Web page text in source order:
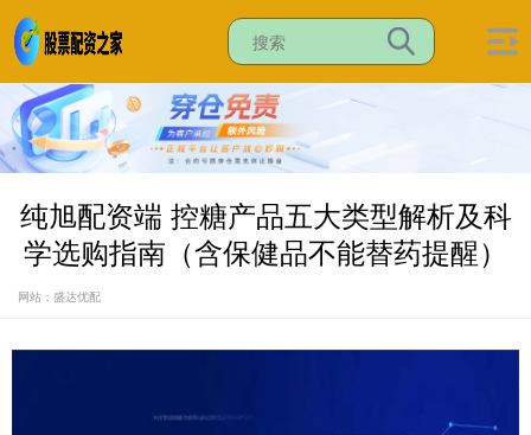
纯旭配资端 控糖产品五大类型解析及科
学选购指南（含保健品不能替药提醒）
网站：盛达优配